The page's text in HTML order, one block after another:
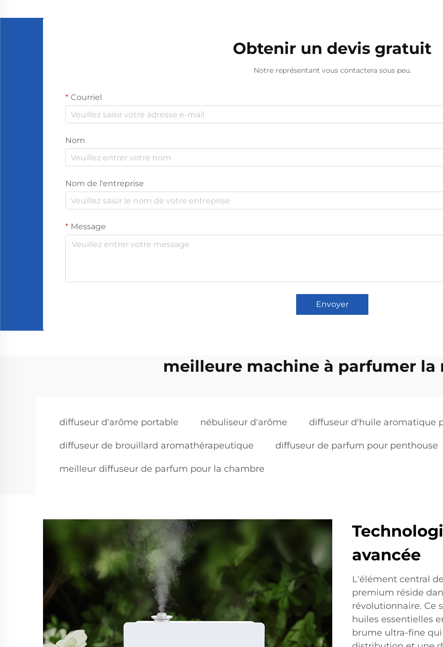
Obtenir un devis gratuit
Notre représentant vous contactera sous peu.
Courriel
Nom
Nom de l'entreprise
Message
Envoyer
meilleure machine à parfumer la
diffuseur d'arôme portable nébuliseur d'arôme diffuseur d'huile aromatique
diffuseur de brouillard aromathérapeutique diffuseur de parfum pour penthouse
meilleur diffuseur de parfum pour la chambre
avancée
L'élément central
premium réside
révolutionnaire. Ce
huiles essentielles
brume ultra-fine